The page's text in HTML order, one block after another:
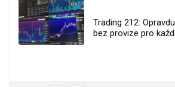
Trading 212:
bez provize pro